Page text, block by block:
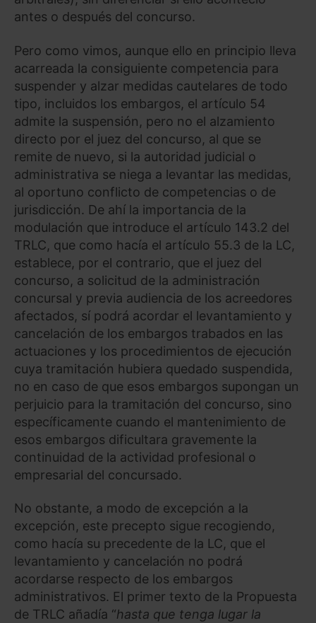
antes o después del concurso.
Pero como vimos, aunque ello en principio lleva
acarreada la consiguiente competencia para
suspender y alzar medidas cautelares de todo
tipo, incluidos los embargos, el artículo 54
admite la suspensión, pero no el alzamiento
directo por el juez del concurso, al que se
remite de nuevo, si la autoridad judicial o
administrativa se niega a levantar las medidas,
al oportuno conflicto de competencias o de
jurisdicción. De ahí la importancia de la
modulación que introduce el artículo 143.2 del
TRLC, que como hacía el artículo 55.3 de la LC,
establece, por el contrario, que el juez del
concurso, a solicitud de la administración
concursal y previa audiencia de los acreedores
afectados, sí podrá acordar el levantamiento y
cancelación de los embargos trabados en las
actuaciones y los procedimientos de ejecución
cuya tramitación hubiera quedado suspendida,
no en caso de que esos embargos supongan un
perjuicio para la tramitación del concurso, sino
específicamente cuando el mantenimiento de
esos embargos dificultara gravemente la
continuidad de la actividad profesional o
empresarial del concursado.
No obstante, a modo de excepción a la
excepción, este precepto sigue recogiendo,
como hacía su precedente de la LC, que el
levantamiento y cancelación no podrá
acordarse respecto de los embargos
administrativos. El primer texto de la Propuesta
de TRLC añadía “hasta que tenga lugar la